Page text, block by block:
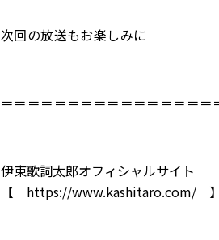
次回の放送もお楽しみに
＝＝＝＝＝＝＝＝＝＝＝＝＝＝＝
伊東歌詞太郎オフィシャルサイト
【 https://www.kashitaro.com/ 】